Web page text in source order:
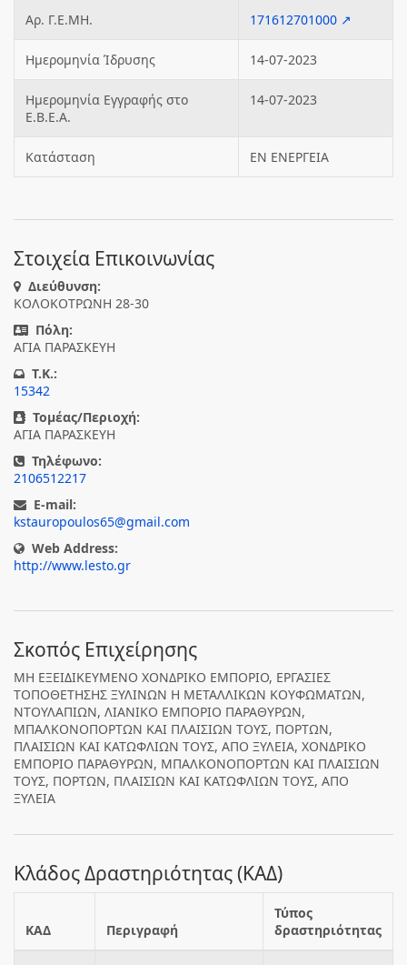
Αρ. Γ.Ε.ΜΗ. 171612701000 ↗
Ημερομηνία Ίδρυσης 14-07-2023
Ημερομηνία Εγγραφής στο
Ε.Β.Ε.Α.
14-07-2023
Κατάσταση ΕΝ ΕΝΕΡΓΕΙΑ
Στοιχεία Επικοινωνίας
Διεύθυνση:
ΚΟΛΟΚΟΤΡΩΝΗ 28-30
Πόλη:
ΑΓΙΑ ΠΑΡΑΣΚΕΥΗ
T.K.:
15342
Τομέας/Περιοχή:
ΑΓΙΑ ΠΑΡΑΣΚΕΥΗ
Τηλέφωνο:
2106512217
E-mail:
kstauropoulos65@gmail.com
Web Address:
http://www.lesto.gr
Σκοπός Επιχείρησης
ΜΗ ΕΞΕΙΔΙΚΕΥΜΕΝΟ ΧΟΝΔΡΙΚΟ ΕΜΠΟΡΙΟ, ΕΡΓΑΣΙΕΣ
ΤΟΠΟΘΕΤΗΣΗΣ ΞΥΛΙΝΩΝ Η ΜΕΤΑΛΛΙΚΩΝ ΚΟΥΦΩΜΑΤΩΝ,
ΝΤΟΥΛΑΠΙΩΝ, ΛΙΑΝΙΚΟ ΕΜΠΟΡΙΟ ΠΑΡΑΘΥΡΩΝ,
ΜΠΑΛΚΟΝΟΠΟΡΤΩΝ ΚΑΙ ΠΛΑΙΣΙΩΝ ΤΟΥΣ, ΠΟΡΤΩΝ,
ΠΛΑΙΣΙΩΝ ΚΑΙ ΚΑΤΩΦΛΙΩΝ ΤΟΥΣ, ΑΠΟ ΞΥΛΕΙΑ, ΧΟΝΔΡΙΚΟ
ΕΜΠΟΡΙΟ ΠΑΡΑΘΥΡΩΝ, ΜΠΑΛΚΟΝΟΠΟΡΤΩΝ ΚΑΙ ΠΛΑΙΣΙΩΝ
ΤΟΥΣ, ΠΟΡΤΩΝ, ΠΛΑΙΣΙΩΝ ΚΑΙ ΚΑΤΩΦΛΙΩΝ ΤΟΥΣ, ΑΠΟ
ΞΥΛΕΙΑ
Κλάδος Δραστηριότητας (ΚΑΔ)
ΚΑΔ Περιγραφή
Τύπος
δραστηριότητας